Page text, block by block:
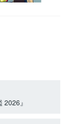
2026』